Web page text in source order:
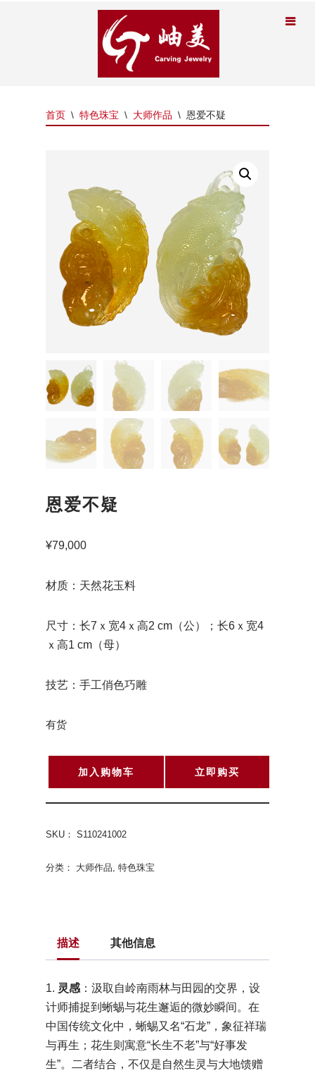
首页 \ 特色珠宝 \ 大师作品 \ 恩爱不疑
恩爱不疑
¥79,000
材质：天然花玉料
尺寸：长7ｘ宽4ｘ高2 cm（公）；长6ｘ宽4
ｘ高1 cm（母）
技艺：手工俏色巧雕
有货
加入购物车 立即购买
SKU： S110241002
分类： 大师作品, 特色珠宝
描述 其他信息
1. 灵感：汲取自岭南雨林与田园的交界，设
计师捕捉到蜥蜴与花生邂逅的微妙瞬间。在
中国传统文化中，蜥蜴又名“石龙”，象征祥瑞
与再生；花生则寓意“长生不老”与“好事发
生”。二者结合，不仅是自然生灵与大地馈赠